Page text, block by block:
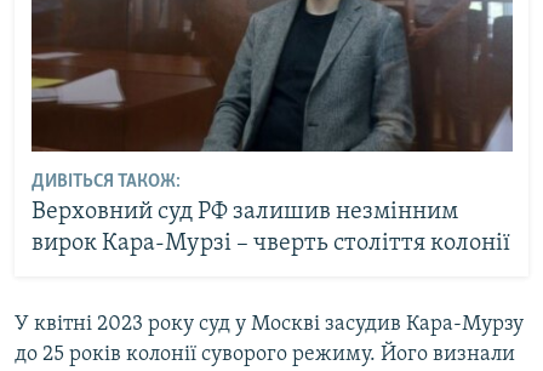
ДИВІТЬСЯ ТАКОЖ:
Верховний суд РФ залишив незмінним
вирок Кара-Мурзі – чверть століття колонії
У квітні 2023 року суд у Москві засудив Кара-Мурзу
до 25 років колонії суворого режиму. Його визнали